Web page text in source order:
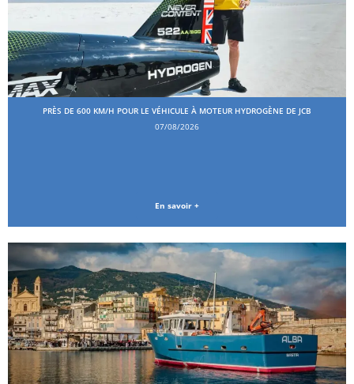
PRÈS DE 600 KM/H POUR LE VÉHICULE À MOTEUR HYDROGÈNE DE JCB
07/08/2026
En savoir +